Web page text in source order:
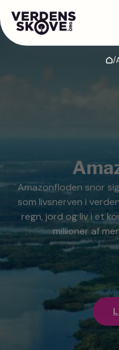
Hjem/
Amazonfloden snor
som livsnerven i
regn, jord og liv i et
millioner af